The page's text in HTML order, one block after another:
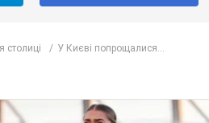
столиці У Києві попрощалися...